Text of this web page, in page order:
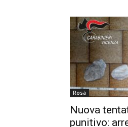
Rosà
Nuova
punitivo: